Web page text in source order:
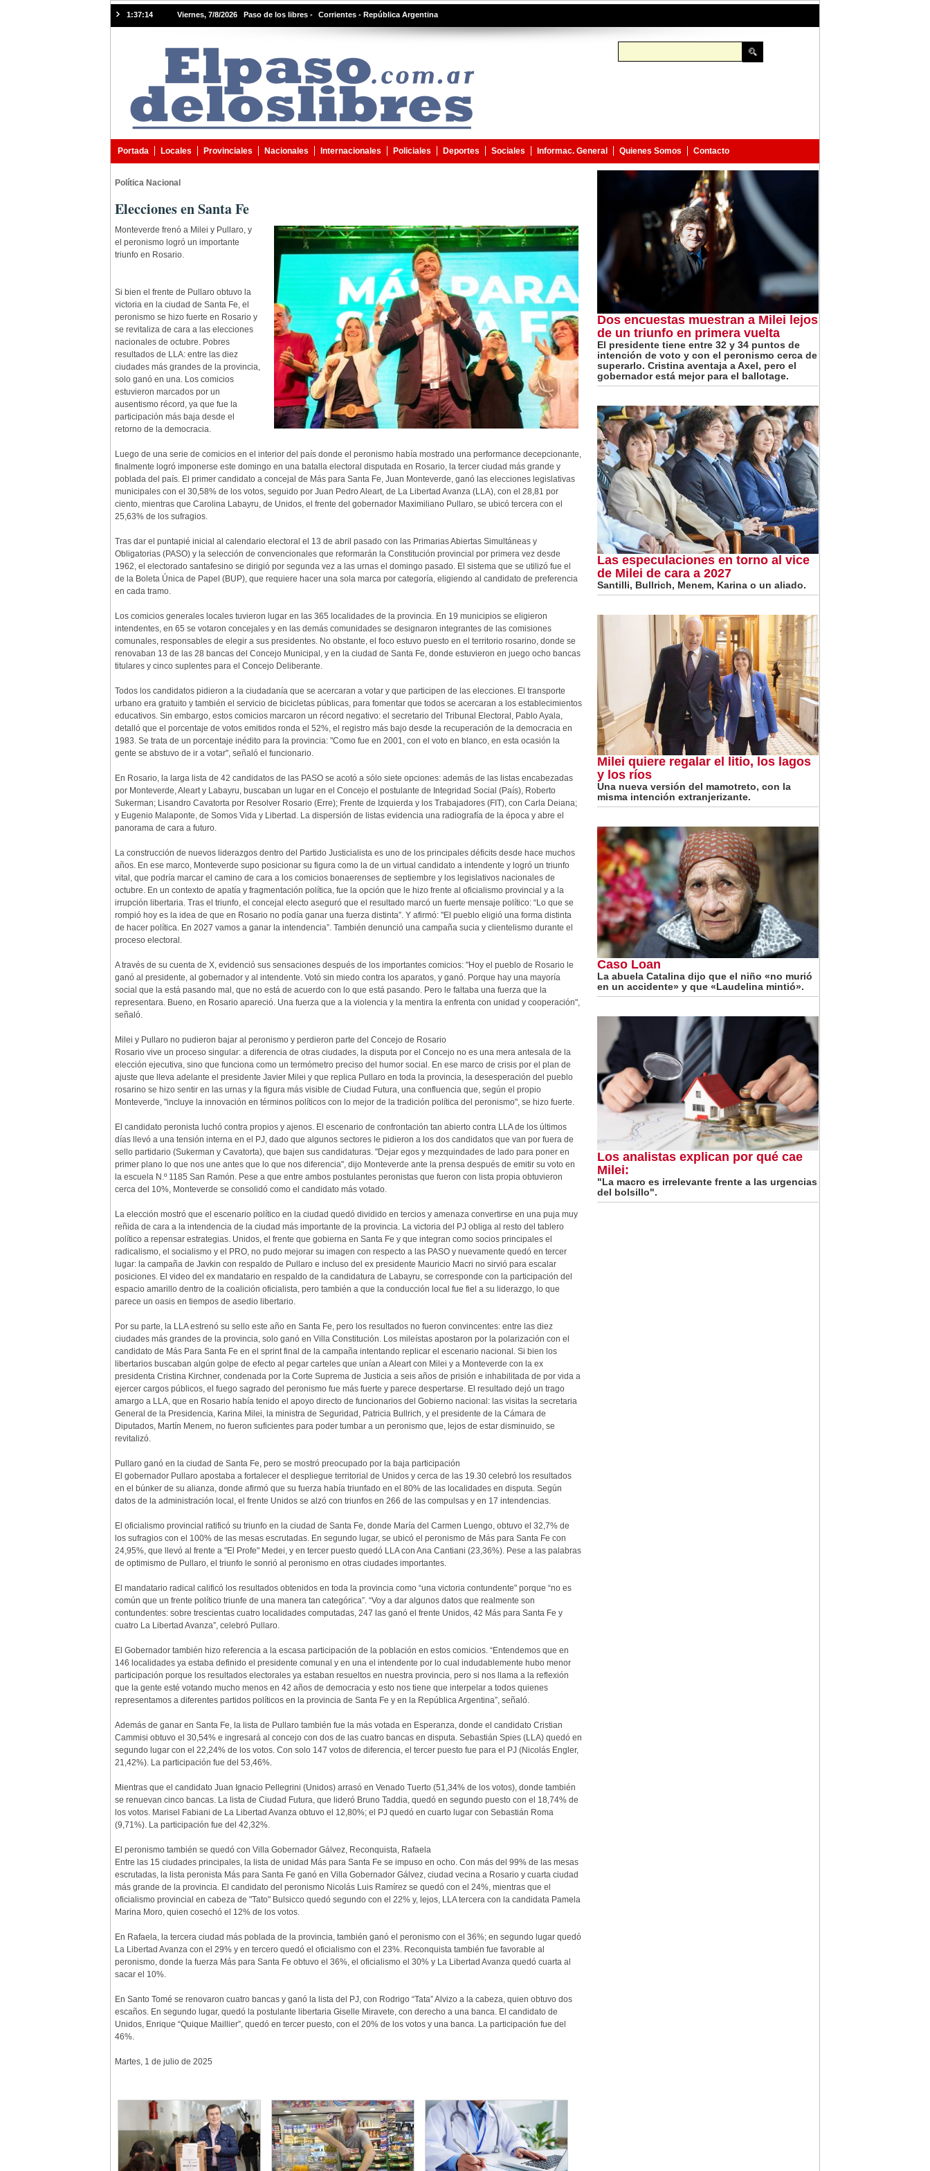
1:37:15 Viernes, 7/8/2026 Paso de los libres - Corrientes - República Argentina
Portada Locales Provinciales Nacionales Internacionales Policiales Deportes Sociales Informac. General Quienes Somos Contacto
Política Nacional
Elecciones en Santa Fe
Monteverde frenó a Milei y Pullaro, y
el peronismo logró un importante
triunfo en Rosario.
Si bien el frente de Pullaro obtuvo la
victoria en la ciudad de Santa Fe, el
peronismo se hizo fuerte en Rosario y
se revitaliza de cara a las elecciones
nacionales de octubre. Pobres
resultados de LLA: entre las diez
ciudades más grandes de la provincia,
solo ganó en una. Los comicios
estuvieron marcados por un
ausentismo récord, ya que fue la
participación más baja desde el
retorno de la democracia.
Luego de una serie de comicios en el interior del país donde el peronismo había mostrado una performance decepcionante,
finalmente logró imponerse este domingo en una batalla electoral disputada en Rosario, la tercer ciudad más grande y
poblada del país. El primer candidato a concejal de Más para Santa Fe, Juan Monteverde, ganó las elecciones legislativas
municipales con el 30,58% de los votos, seguido por Juan Pedro Aleart, de La Libertad Avanza (LLA), con el 28,81 por
ciento, mientras que Carolina Labayru, de Unidos, el frente del gobernador Maximiliano Pullaro, se ubicó tercera con el
25,63% de los sufragios.
Tras dar el puntapié inicial al calendario electoral el 13 de abril pasado con las Primarias Abiertas Simultáneas y
Obligatorias (PASO) y la selección de convencionales que reformarán la Constitución provincial por primera vez desde
1962, el electorado santafesino se dirigió por segunda vez a las urnas el domingo pasado. El sistema que se utilizó fue el
de la Boleta Única de Papel (BUP), que requiere hacer una sola marca por categoría, eligiendo al candidato de preferencia
en cada tramo.
Los comicios generales locales tuvieron lugar en las 365 localidades de la provincia. En 19 municipios se eligieron
intendentes, en 65 se votaron concejales y en las demás comunidades se designaron integrantes de las comisiones
comunales, responsables de elegir a sus presidentes. No obstante, el foco estuvo puesto en el territorio rosarino, donde se
renovaban 13 de las 28 bancas del Concejo Municipal, y en la ciudad de Santa Fe, donde estuvieron en juego ocho bancas
titulares y cinco suplentes para el Concejo Deliberante.
Todos los candidatos pidieron a la ciudadanía que se acercaran a votar y que participen de las elecciones. El transporte
urbano era gratuito y también el servicio de bicicletas públicas, para fomentar que todos se acercaran a los establecimientos
educativos. Sin embargo, estos comicios marcaron un récord negativo: el secretario del Tribunal Electoral, Pablo Ayala,
detalló que el porcentaje de votos emitidos ronda el 52%, el registro más bajo desde la recuperación de la democracia en
1983. Se trata de un porcentaje inédito para la provincia: "Como fue en 2001, con el voto en blanco, en esta ocasión la
gente se abstuvo de ir a votar", señaló el funcionario.
En Rosario, la larga lista de 42 candidatos de las PASO se acotó a sólo siete opciones: además de las listas encabezadas
por Monteverde, Aleart y Labayru, buscaban un lugar en el Concejo el postulante de Integridad Social (País), Roberto
Sukerman; Lisandro Cavatorta por Resolver Rosario (Erre); Frente de Izquierda y los Trabajadores (FIT), con Carla Deiana;
y Eugenio Malaponte, de Somos Vida y Libertad. La dispersión de listas evidencia una radiografía de la época y abre el
panorama de cara a futuro.
La construcción de nuevos liderazgos dentro del Partido Justicialista es uno de los principales déficits desde hace muchos
años. En ese marco, Monteverde supo posicionar su figura como la de un virtual candidato a intendente y logró un triunfo
vital, que podría marcar el camino de cara a los comicios bonaerenses de septiembre y los legislativos nacionales de
octubre. En un contexto de apatía y fragmentación política, fue la opción que le hizo frente al oficialismo provincial y a la
irrupción libertaria. Tras el triunfo, el concejal electo aseguró que el resultado marcó un fuerte mensaje político: “Lo que se
rompió hoy es la idea de que en Rosario no podía ganar una fuerza distinta”. Y afirmó: "El pueblo eligió una forma distinta
de hacer política. En 2027 vamos a ganar la intendencia”. También denunció una campaña sucia y clientelismo durante el
proceso electoral.
A través de su cuenta de X, evidenció sus sensaciones después de los importantes comicios: "Hoy el pueblo de Rosario le
ganó al presidente, al gobernador y al intendente. Votó sin miedo contra los aparatos, y ganó. Porque hay una mayoría
social que la está pasando mal, que no está de acuerdo con lo que está pasando. Pero le faltaba una fuerza que la
representara. Bueno, en Rosario apareció. Una fuerza que a la violencia y la mentira la enfrenta con unidad y cooperación",
señaló.
Milei y Pullaro no pudieron bajar al peronismo y perdieron parte del Concejo de Rosario
Rosario vive un proceso singular: a diferencia de otras ciudades, la disputa por el Concejo no es una mera antesala de la
elección ejecutiva, sino que funciona como un termómetro preciso del humor social. En ese marco de crisis por el plan de
ajuste que lleva adelante el presidente Javier Milei y que replica Pullaro en toda la provincia, la desesperación del pueblo
rosarino se hizo sentir en las urnas y la figura más visible de Ciudad Futura, una confluencia que, según el propio
Monteverde, "incluye la innovación en términos políticos con lo mejor de la tradición política del peronismo", se hizo fuerte.
El candidato peronista luchó contra propios y ajenos. El escenario de confrontación tan abierto contra LLA de los últimos
días llevó a una tensión interna en el PJ, dado que algunos sectores le pidieron a los dos candidatos que van por fuera de
sello partidario (Sukerman y Cavatorta), que bajen sus candidaturas. "Dejar egos y mezquindades de lado para poner en
primer plano lo que nos une antes que lo que nos diferencia", dijo Monteverde ante la prensa después de emitir su voto en
la escuela N.º 1185 San Ramón. Pese a que entre ambos postulantes peronistas que fueron con lista propia obtuvieron
cerca del 10%, Monteverde se consolidó como el candidato más votado.
La elección mostró que el escenario político en la ciudad quedó dividido en tercios y amenaza convertirse en una puja muy
reñida de cara a la intendencia de la ciudad más importante de la provincia. La victoria del PJ obliga al resto del tablero
político a repensar estrategias. Unidos, el frente que gobierna en Santa Fe y que integran como socios principales el
radicalismo, el socialismo y el PRO, no pudo mejorar su imagen con respecto a las PASO y nuevamente quedó en tercer
lugar: la campaña de Javkin con respaldo de Pullaro e incluso del ex presidente Mauricio Macri no sirvió para escalar
posiciones. El video del ex mandatario en respaldo de la candidatura de Labayru, se corresponde con la participación del
espacio amarillo dentro de la coalición oficialista, pero también a que la conducción local fue fiel a su liderazgo, lo que
parece un oasis en tiempos de asedio libertario.
Por su parte, la LLA estrenó su sello este año en Santa Fe, pero los resultados no fueron convincentes: entre las diez
ciudades más grandes de la provincia, solo ganó en Villa Constitución. Los mileístas apostaron por la polarización con el
candidato de Más Para Santa Fe en el sprint final de la campaña intentando replicar el escenario nacional. Si bien los
libertarios buscaban algún golpe de efecto al pegar carteles que unían a Aleart con Milei y a Monteverde con la ex
presidenta Cristina Kirchner, condenada por la Corte Suprema de Justicia a seis años de prisión e inhabilitada de por vida a
ejercer cargos públicos, el fuego sagrado del peronismo fue más fuerte y parece despertarse. El resultado dejó un trago
amargo a LLA, que en Rosario había tenido el apoyo directo de funcionarios del Gobierno nacional: las visitas la secretaria
General de la Presidencia, Karina Milei, la ministra de Seguridad, Patricia Bullrich, y el presidente de la Cámara de
Diputados, Martín Menem, no fueron suficientes para poder tumbar a un peronismo que, lejos de estar disminuido, se
revitalizó.
Pullaro ganó en la ciudad de Santa Fe, pero se mostró preocupado por la baja participación
El gobernador Pullaro apostaba a fortalecer el despliegue territorial de Unidos y cerca de las 19.30 celebró los resultados
en el búnker de su alianza, donde afirmó que su fuerza había triunfado en el 80% de las localidades en disputa. Según
datos de la administración local, el frente Unidos se alzó con triunfos en 266 de las compulsas y en 17 intendencias.
El oficialismo provincial ratificó su triunfo en la ciudad de Santa Fe, donde María del Carmen Luengo, obtuvo el 32,7% de
los sufragios con el 100% de las mesas escrutadas. En segundo lugar, se ubicó el peronismo de Más para Santa Fe con
24,95%, que llevó al frente a "El Profe" Medei, y en tercer puesto quedó LLA con Ana Cantiani (23,36%). Pese a las palabras
de optimismo de Pullaro, el triunfo le sonrió al peronismo en otras ciudades importantes.
El mandatario radical calificó los resultados obtenidos en toda la provincia como “una victoria contundente" porque “no es
común que un frente político triunfe de una manera tan categórica”. “Voy a dar algunos datos que realmente son
contundentes: sobre trescientas cuatro localidades computadas, 247 las ganó el frente Unidos, 42 Más para Santa Fe y
cuatro La Libertad Avanza”, celebró Pullaro.
El Gobernador también hizo referencia a la escasa participación de la población en estos comicios. “Entendemos que en
146 localidades ya estaba definido el presidente comunal y en una el intendente por lo cual indudablemente hubo menor
participación porque los resultados electorales ya estaban resueltos en nuestra provincia, pero si nos llama a la reflexión
que la gente esté votando mucho menos en 42 años de democracia y esto nos tiene que interpelar a todos quienes
representamos a diferentes partidos políticos en la provincia de Santa Fe y en la República Argentina”, señaló.
Además de ganar en Santa Fe, la lista de Pullaro también fue la más votada en Esperanza, donde el candidato Cristian
Cammisi obtuvo el 30,54% e ingresará al concejo con dos de las cuatro bancas en disputa. Sebastián Spies (LLA) quedó en
segundo lugar con el 22,24% de los votos. Con solo 147 votos de diferencia, el tercer puesto fue para el PJ (Nicolás Engler,
21,42%). La participación fue del 53,46%.
Mientras que el candidato Juan Ignacio Pellegrini (Unidos) arrasó en Venado Tuerto (51,34% de los votos), donde también
se renuevan cinco bancas. La lista de Ciudad Futura, que lideró Bruno Taddia, quedó en segundo puesto con el 18,74% de
los votos. Marisel Fabiani de La Libertad Avanza obtuvo el 12,80%; el PJ quedó en cuarto lugar con Sebastián Roma
(9,71%). La participación fue del 42,32%.
El peronismo también se quedó con Villa Gobernador Gálvez, Reconquista, Rafaela
Entre las 15 ciudades principales, la lista de unidad Más para Santa Fe se impuso en ocho. Con más del 99% de las mesas
escrutadas, la lista peronista Más para Santa Fe ganó en Villa Gobernador Gálvez, ciudad vecina a Rosario y cuarta ciudad
más grande de la provincia. El candidato del peronismo Nicolás Luis Ramírez se quedó con el 24%, mientras que el
oficialismo provincial en cabeza de "Tato" Bulsicco quedó segundo con el 22% y, lejos, LLA tercera con la candidata Pamela
Marina Moro, quien cosechó el 12% de los votos.
En Rafaela, la tercera ciudad más poblada de la provincia, también ganó el peronismo con el 36%; en segundo lugar quedó
La Libertad Avanza con el 29% y en tercero quedó el oficialismo con el 23%. Reconquista también fue favorable al
peronismo, donde la fuerza Más para Santa Fe obtuvo el 36%, el oficialismo el 30% y La Libertad Avanza quedó cuarta al
sacar el 10%.
En Santo Tomé se renovaron cuatro bancas y ganó la lista del PJ, con Rodrigo “Tata” Alvizo a la cabeza, quien obtuvo dos
escaños. En segundo lugar, quedó la postulante libertaria Giselle Miravete, con derecho a una banca. El candidato de
Unidos, Enrique “Quique Maillier”, quedó en tercer puesto, con el 20% de los votos y una banca. La participación fue del
46%.
Martes, 1 de julio de 2025
Dos encuestas muestran a Milei lejos
de un triunfo en primera vuelta
El presidente tiene entre 32 y 34 puntos de
intención de voto y con el peronismo cerca de
superarlo. Cristina aventaja a Axel, pero el
gobernador está mejor para el ballotage.
Las especulaciones en torno al vice
de Milei de cara a 2027
Santilli, Bullrich, Menem, Karina o un aliado.
Milei quiere regalar el litio, los lagos
y los ríos
Una nueva versión del mamotreto, con la
misma intención extranjerizante.
Caso Loan
La abuela Catalina dijo que el niño «no murió
en un accidente» y que «Laudelina mintió».
Los analistas explican por qué cae
Milei:
"La macro es irrelevante frente a las urgencias
del bolsillo".